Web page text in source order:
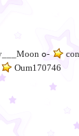
๐-
Oum170746